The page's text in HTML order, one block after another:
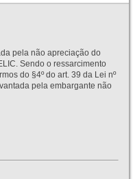
pela não apreciação do
Sendo o ressarcimento
do §4º do art. 39 da Lei nº
pela embargante não